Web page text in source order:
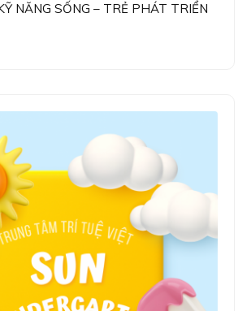
NĂNG SỐNG – TRẺ PHÁT TRIỂN